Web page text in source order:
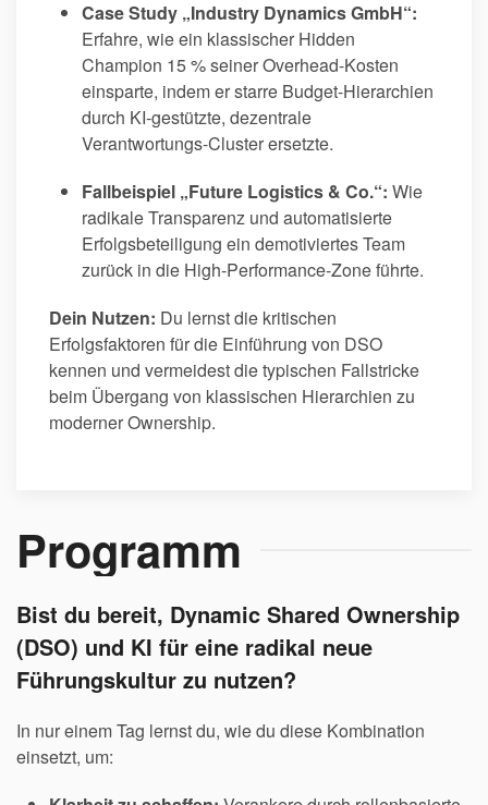
Case Study „Industry Dynamics GmbH“:
Erfahre, wie ein klassischer Hidden
Champion 15 % seiner Overhead-Kosten
einsparte, indem er starre Budget-Hierarchien
durch KI-gestützte, dezentrale
Verantwortungs-Cluster ersetzte.
Fallbeispiel „Future Logistics & Co.“: Wie
radikale Transparenz und automatisierte
Erfolgsbeteiligung ein demotiviertes Team
zurück in die High-Performance-Zone führte.
Dein Nutzen: Du lernst die kritischen
Erfolgsfaktoren für die Einführung von DSO
kennen und vermeidest die typischen Fallstricke
beim Übergang von klassischen Hierarchien zu
moderner Ownership.
Programm
Bist du bereit, Dynamic Shared Ownership
(DSO) und KI für eine radikal neue
Führungskultur zu nutzen?
In nur einem Tag lernst du, wie du diese Kombination
einsetzt, um: